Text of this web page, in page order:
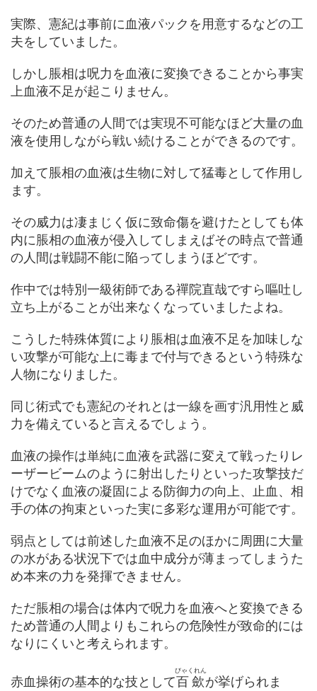
実際、憲紀は事前に血液パックを用意するなどの工
夫をしていました。
しかし脹相は呪力を血液に変換できることから事実
上血液不足が起こりません。
そのため普通の人間では実現不可能なほど大量の血
液を使用しながら戦い続けることができるのです。
加えて脹相の血液は生物に対して猛毒として作用し
ます。
その威力は凄まじく仮に致命傷を避けたとしても体
内に脹相の血液が侵入してしまえばその時点で普通
の人間は戦闘不能に陥ってしまうほどです。
作中では特別一級術師である禪院直哉ですら嘔吐し
立ち上がることが出来なくなっていましたよね。
こうした特殊体質により脹相は血液不足を加味しな
い攻撃が可能な上に毒まで付与できるという特殊な
人物になりました。
同じ術式でも憲紀のそれとは一線を画す汎用性と威
力を備えていると言えるでしょう。
血液の操作は単純に血液を武器に変えて戦ったりレ
ーザービームのように射出したりといった攻撃技だ
けでなく血液の凝固による防御力の向上、止血、相
手の体の拘束といった実に多彩な運用が可能です。
弱点としては前述した血液不足のほかに周囲に大量
の水がある状況下では血中成分が薄まってしまうた
め本来の力を発揮できません。
ただ脹相の場合は体内で呪力を血液へと変換できる
ため普通の人間よりもこれらの危険性が致命的には
なりにくいと考えられます。
赤血操術の基本的な技として百歛
びゃくれん
が挙げられま